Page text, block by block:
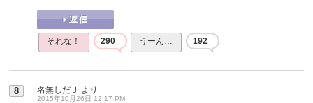
それな！ 290 うーん… 192
8 名無しだＪ より
2015年10月26日 12:17 PM